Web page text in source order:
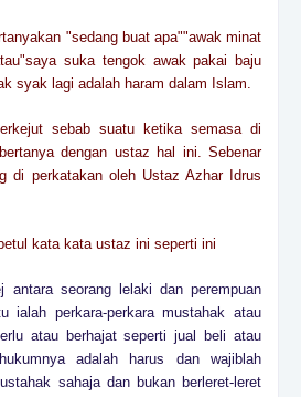
"sedang buat apa""awak minat
suka tengok awak pakai baju
syak lagi adalah haram dalam Islam.
sebab suatu ketika semasa di
dengan ustaz hal ini. Sebenar
di perkatakan oleh Ustaz Azhar Idrus
kata kata ustaz ini seperti ini
antara seorang lelaki dan perempuan
ialah perkara-perkara mustahak atau
atau berhajat seperti jual beli atau
adalah harus dan wajiblah
sahaja dan bukan berleret-leret